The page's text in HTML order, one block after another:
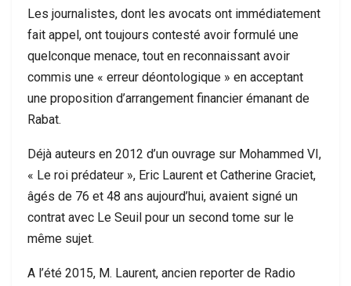
Les journalistes, dont les avocats ont immédiatement
fait appel, ont toujours contesté avoir formulé une
quelconque menace, tout en reconnaissant avoir
commis une « erreur déontologique » en acceptant
une proposition d’arrangement financier émanant de
Rabat.
Déjà auteurs en 2012 d’un ouvrage sur Mohammed VI,
« Le roi prédateur », Eric Laurent et Catherine Graciet,
âgés de 76 et 48 ans aujourd’hui, avaient signé un
contrat avec Le Seuil pour un second tome sur le
même sujet.
A l’été 2015, M. Laurent, ancien reporter de Radio